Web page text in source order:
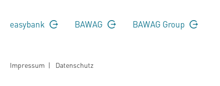
easybank BAWAG BAWAG Group
Impressum | Datenschutz